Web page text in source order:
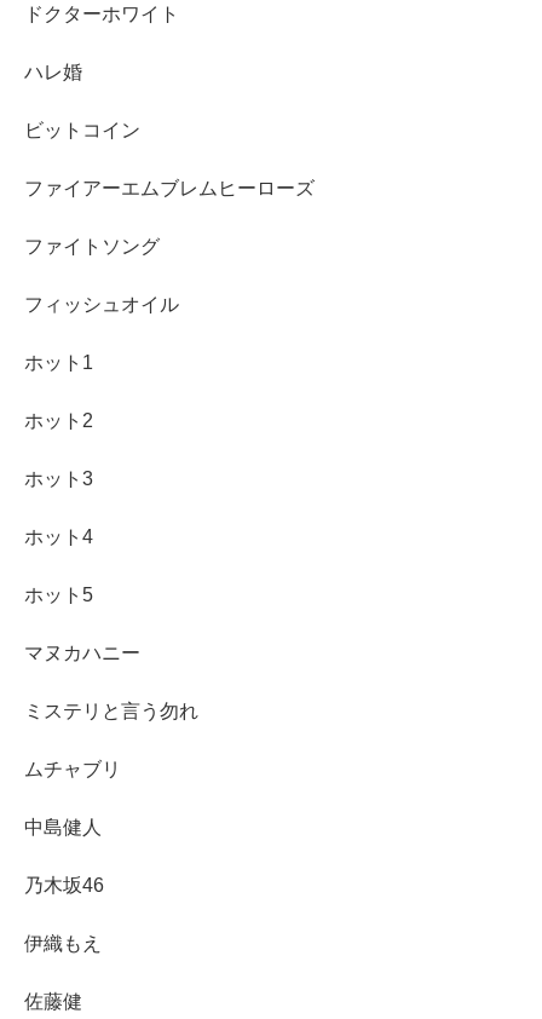
ドクターホワイト
ハレ婚
ビットコイン
ファイアーエムブレムヒーローズ
ファイトソング
フィッシュオイル
ホット1
ホット2
ホット3
ホット4
ホット5
マヌカハニー
ミステリと言う勿れ
ムチャブリ
中島健人
乃木坂46
伊織もえ
佐藤健